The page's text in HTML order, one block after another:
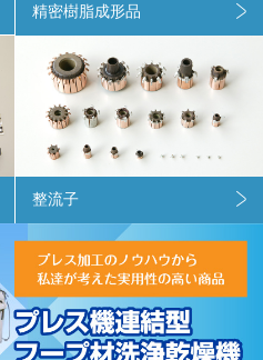
精密樹脂成形品
整流子